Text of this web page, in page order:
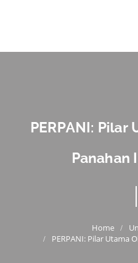
PERPANI:
Panahan
PERPANI: Pilar Utama